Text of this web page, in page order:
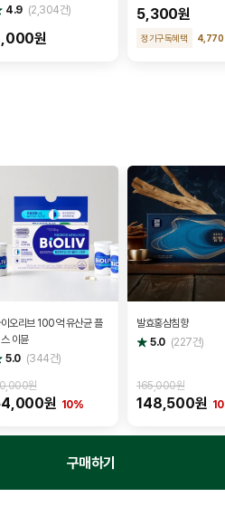
4.9 (2,304건)
원
점
5,300원
정기구독혜택 4,770
오리브 100억 유산균 플
이뮨
5.0 (344건)
원
원 10%
발효홍삼침향
별
점
5.0 (227건)
165,000원
148,500원
구매하기